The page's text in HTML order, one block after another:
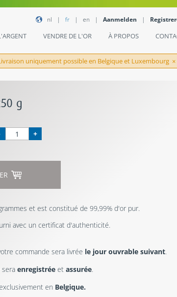
nl fr en Aanmelden
VENDRE DE L'OR À PROPOS
uniquement possible en Belgique et Luxembourg ×
g
+
et est constitué de 99,99% d'or pur.
avec un certificat d'authenticité.
commande sera livrée le jour ouvrable suivant.
sera enregistrée et assurée.
en Belgique.